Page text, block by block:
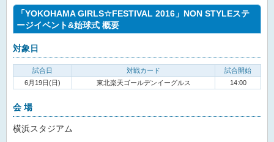
「YOKOHAMA GIRLS☆FESTIVAL 2016」NON STYLEステ
ージイベント&始球式 概要
対象日
試合日 対戦カード
試合開始
6月19日(日)
東北楽天ゴールデンイーグルス 14:00
会 場
横浜スタジアム